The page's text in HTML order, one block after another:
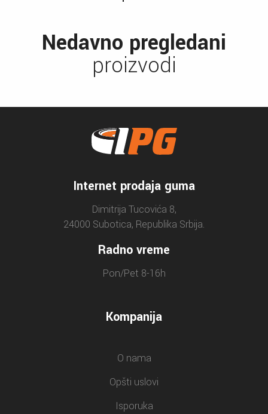
Nedavno pregledani
proizvodi
Internet prodaja guma
Dimitrija Tucovića 8,
24000 Subotica, Republika Srbija.
Radno vreme
Pon/Pet 8-16h
Kompanija
O nama
Opšti uslovi
Isporuka